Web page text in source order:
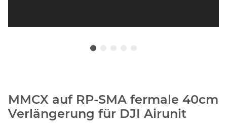
MMCX auf RP-SMA fermale 40cm
Verlängerung für DJI Airunit